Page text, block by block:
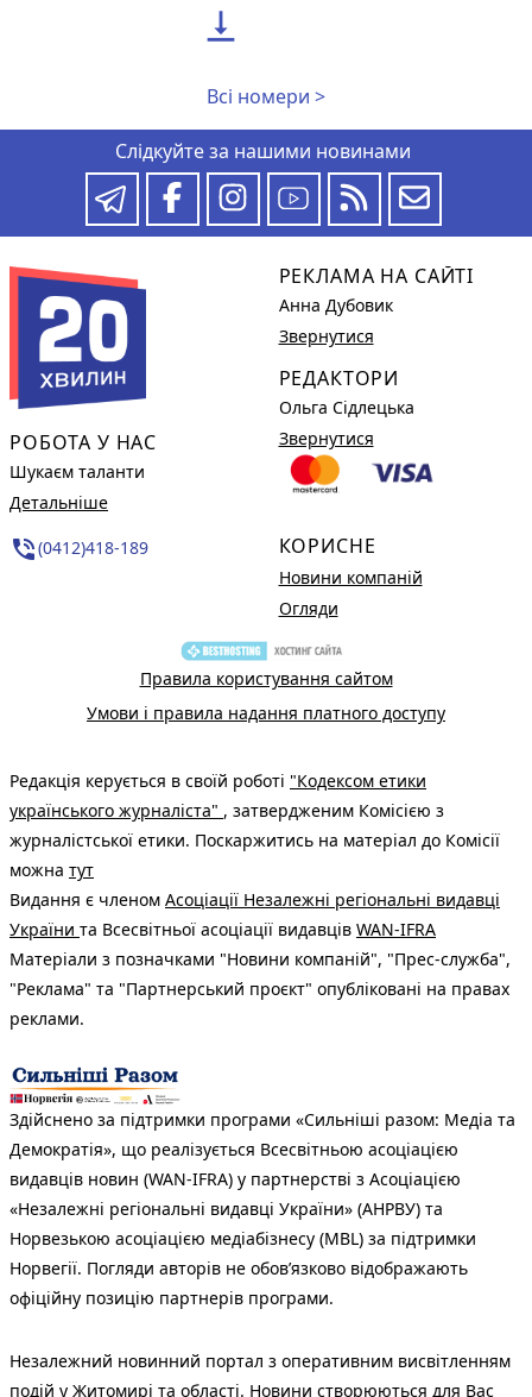

Всі номери >
Слідкуйте за нашими новинами
РОБОТА У НАС
Шукаєм таланти
Детальніше
phone_in_talk(0412)418-189
РЕКЛАМА НА САЙТІ
Анна Дубовик
Звернутися
РЕДАКТОРИ
Ольга Сідлецька
Звернутися
КОРИСНЕ
Новини компаній
Огляди
Правила користування сайтом
Умови і правила надання платного доступу
Редакція керується в своїй роботі "Кодексом етики
українського журналіста" , затвердженим Комісією з
журналістської етики. Поскаржитись на матеріал до Комісії
можна тут
Видання є членом Асоціації Незалежні регіональні видавці
України та Всесвітньої асоціації видавців WAN-IFRA
Матеріали з позначками "Новини компаній", "Прес-служба",
"Реклама" та "Партнерський проєкт" опубліковані на правах
реклами.
Здійснено за підтримки програми «Сильніші разом: Медіа та
Демократія», що реалізується Всесвітньою асоціацією
видавців новин (WAN-IFRA) у партнерстві з Асоціацією
«Незалежні регіональні видавці України» (АНРВУ) та
Норвезькою асоціацією медіабізнесу (MBL) за підтримки
Норвегії. Погляди авторів не обов’язково відображають
офіційну позицію партнерів програми.
Незалежний новинний портал з оперативним висвітленням
подій у Житомирі та області. Новини створюються для Вас